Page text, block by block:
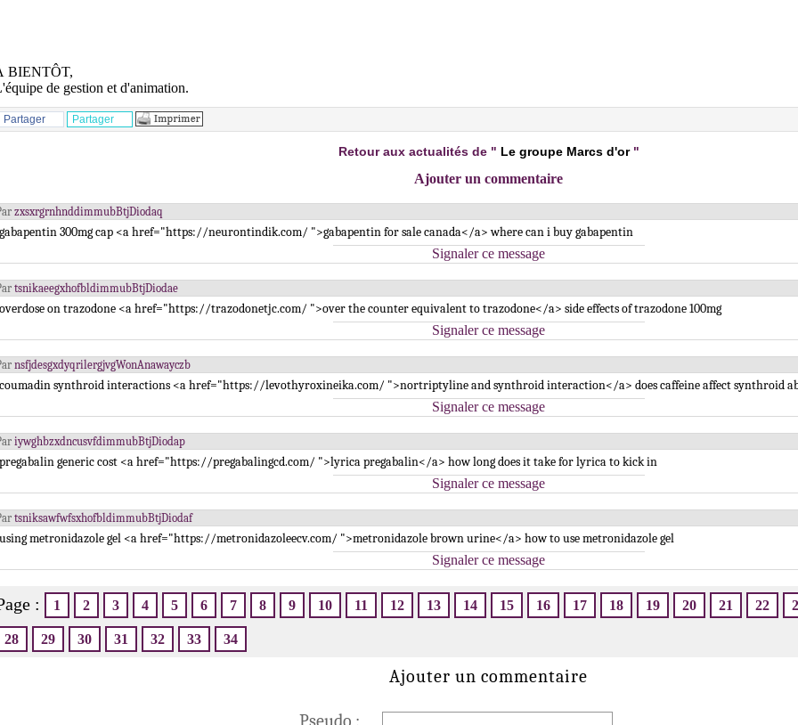
BIENTÔT,
de gestion et d'animation.
Partager Partager
Retour aux actualités de " Le groupe Marcs d'or"
Ajouter un commentaire
zxsxrgrnhnddimmubBtjDiodaq
gabapentin 300mg cap <a href="https://neurontindik.com/ ">gabapentin for sale canada</a> where can i buy gabapentin
Signaler ce message
tsnikaeegxhofbldimmubBtjDiodae
overdose on trazodone <a href="https://trazodonetjc.com/ ">over the counter equivalent to trazodone</a> side effects of trazodone 100mg
Signaler ce message
nsfjdesgxdyqrilergjvgWonAnawayczb
coumadin synthroid interactions <a href="https://levothyroxineika.com/ ">nortriptyline and synthroid interaction</a> does caffeine affect synthroid
Signaler ce message
iywghbzxdncusvfdimmubBtjDiodap
pregabalin generic cost <a href="https://pregabalingcd.com/ ">lyrica pregabalin</a> how long does it take for lyrica to kick in
Signaler ce message
tsniksawfwfsxhofbldimmubBtjDiodaf
using metronidazole gel <a href="https://metronidazoleecv.com/ ">metronidazole brown urine</a> how to use metronidazole gel
Signaler ce message
: 1 2 3 4 5 6 7 8 9 10 11 12 13 14 15 16 17 18 19 20 21 22
28 29 30 31 32 33 34
Ajouter un commentaire